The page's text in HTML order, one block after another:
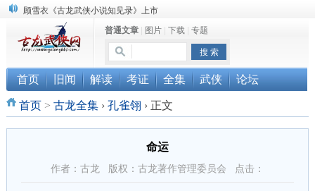
顾雪衣《古龙武侠小说知见录》上市
“武侠书库”查缺补漏活动圆满结束
《古龙小说原貌探究》修订版已上市
普通文章| 图片| 下载| 专题
首页 旧闻 解读 考证 全集 武侠 论坛
首页> 古龙全集 › 孔雀翎 ›正文
命运
作者：古龙 版权：古龙著作管理委员会 点击：